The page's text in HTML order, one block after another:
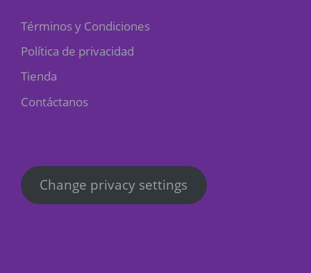
Términos y Condiciones
Política de privacidad
Tienda
Contáctanos
Change privacy settings